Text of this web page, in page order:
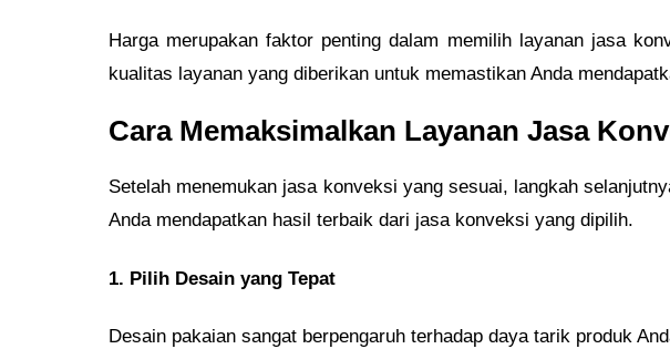
Harga merupakan faktor penting dalam memilih layanan jasa
kualitas layanan yang diberikan untuk memastikan Anda
Cara Memaksimalkan Layanan Jasa
Setelah menemukan jasa konveksi yang sesuai, langkah
Anda mendapatkan hasil terbaik dari jasa konveksi yang dipilih.
1. Pilih Desain yang Tepat
Desain pakaian sangat berpengaruh terhadap daya tarik produk